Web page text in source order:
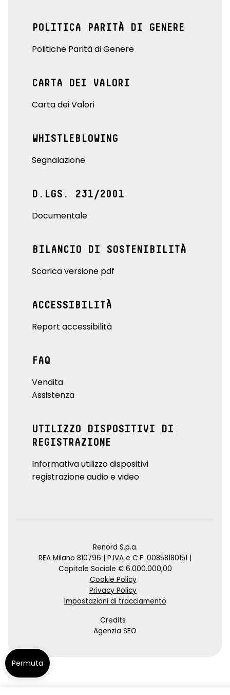
POLITICA PARITÀ DI GENERE
Politiche Parità di Genere
CARTA DEI VALORI
Carta dei Valori
WHISTLEBLOWING
Segnalazione
D.LGS. 231/2001
Documentale
BILANCIO DI SOSTENIBILITÀ
Scarica versione pdf
ACCESSIBILITÀ
Report accessibilità
FAQ
Vendita
Assistenza
UTILIZZO DISPOSITIVI DI
REGISTRAZIONE
Informativa utilizzo dispositivi
registrazione audio e video
Renord S.p.a.
REA Milano 810796 | P.IVA e C.F. 00858180151 |
Capitale Sociale € 6.000.000,00
Cookie Policy
Privacy Policy
Impostazioni di tracciamento
Credits
Agenzia SEO
Permuta